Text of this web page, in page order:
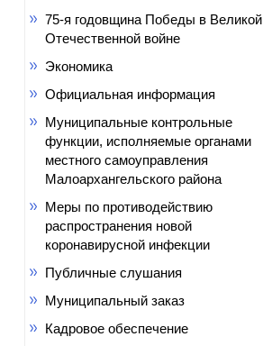
75-я годовщина Победы в Великой
Отечественной войне
Экономика
Официальная информация
Муниципальные контрольные
функции, исполняемые органами
местного самоуправления
Малоархангельского района
Меры по противодействию
распространения новой
коронавирусной инфекции
Публичные слушания
Муниципальный заказ
Кадровое обеспечение